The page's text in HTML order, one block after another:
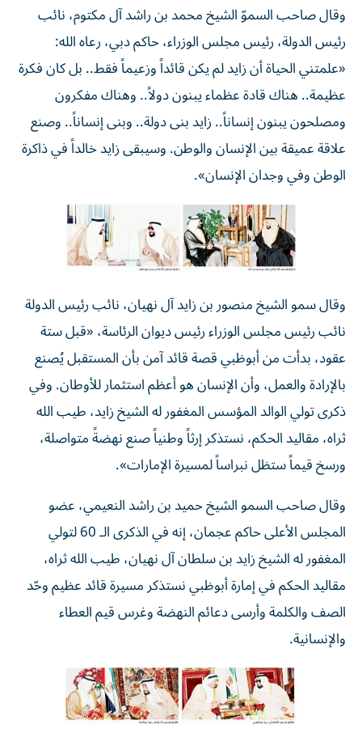
وقال صاحب السموّ الشيخ محمد بن راشد آل مكتوم، نائب
رئيس الدولة، رئيس مجلس الوزراء، حاكم دبي، رعاه الله:
«علمتني الحياة أن زايد لم يكن قائداً وزعيماً فقط.. بل كان فكرة
عظيمة.. هناك قادة عظماء يبنون دولاً.. وهناك مفكرون
ومصلحون يبنون إنساناً.. زايد بنى دولة.. وبنى إنساناً.. وصنع
علاقة عميقة بين الإنسان والوطن. وسيبقى زايد خالداً في ذاكرة
الوطن وفي وجدان الإنسان».
وقال سمو الشيخ منصور بن زايد آل نهيان، نائب رئيس الدولة
نائب رئيس مجلس الوزراء رئيس ديوان الرئاسة، «قبل ستة
عقود، بدأت من أبوظبي قصة قائد آمن بأن المستقبل يُصنع
بالإرادة والعمل، وأن الإنسان هو أعظم استثمار للأوطان. وفي
ذكرى تولي الوالد المؤسس المغفور له الشيخ زايد، طيب الله
ثراه، مقاليد الحكم، نستذكر إرثاً وطنياً صنع نهضةً متواصلة،
ورسخ قيماً ستظل نبراساً لمسيرة الإمارات».
وقال صاحب السمو الشيخ حميد بن راشد النعيمي، عضو
المجلس الأعلى حاكم عجمان، إنه في الذكرى الـ 60 لتولي
المغفور له الشيخ زايد بن سلطان آل نهيان، طيب الله ثراه،
مقاليد الحكم في إمارة أبوظبي نستذكر مسيرة قائد عظيم وحّد
الصف والكلمة وأرسى دعائم النهضة وغرس قيم العطاء
والإنسانية.